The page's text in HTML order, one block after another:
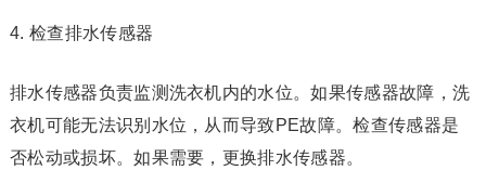
4. 检查排水传感器
排水传感器负责监测洗衣机内的水位。如果传感器故障，洗
衣机可能无法识别水位，从而导致PE故障。检查传感器是
否松动或损坏。如果需要，更换排水传感器。